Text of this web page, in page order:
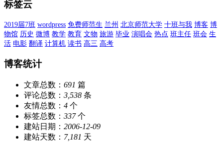
标签云
2019届7班 wordpress 免费师范生 兰州 北京师范大学 十班与我 博客 博
物馆 历史 微博 教学 教育 文物 旅游 毕业 演唱会 热点 班主任 班会 生
活 电影 翻译 计算机 读书 高三 高考
博客统计
文章总数： 691 篇
评论总数： 3,538 条
友情总数： 4 个
标签总数： 337个
建站日期： 2006-12-09
建站天数： 7,181 天